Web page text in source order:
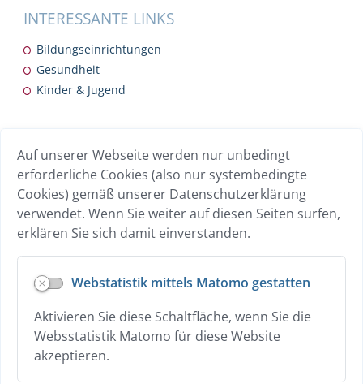
Auf unserer Webseite werden nur unbedingt
erforderliche Cookies (also nur systembedingte
Cookies) gemäß unserer Datenschutzerklärung
verwendet. Wenn Sie weiter auf diesen Seiten surfen,
erklären Sie sich damit einverstanden.
Webstatistik mittels Matomo gestatten
Aktivieren Sie diese Schaltfläche, wenn Sie die
Websstatistik Matomo für diese Website
akzeptieren.
INTERESSANTE LINKS
Bildungseinrichtungen
Gesundheit
Kinder & Jugend
Breitband
Übersicht Gewerbebetriebe
Wohnen
Hilfe zur Vorlesen-Funktion
Erklärung zur Barrierefreiheit
Impressum